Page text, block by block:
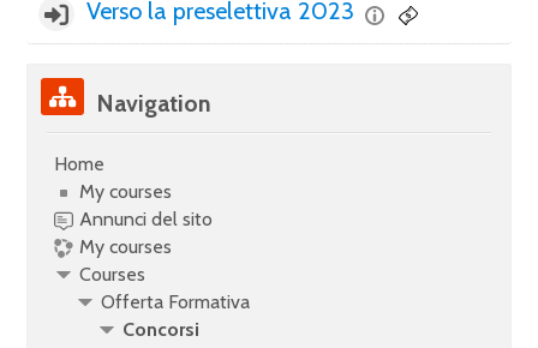
Verso la preselettiva 2023
Skip Navigation
Navigation
Home
My courses
Annunci del sito
My courses
Courses
Offerta Formativa
Concorsi